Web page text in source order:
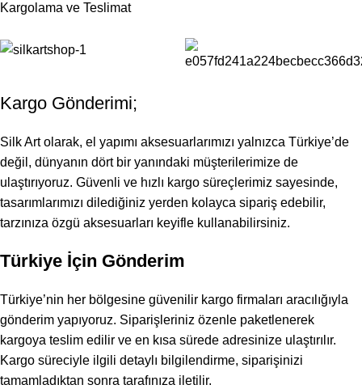
Kargolama ve Teslimat
Kargo Gönderimi;
Silk Art olarak, el yapımı aksesuarlarımızı yalnızca Türkiye’de
değil, dünyanın dört bir yanındaki müşterilerimize de
ulaştırıyoruz. Güvenli ve hızlı kargo süreçlerimiz sayesinde,
tasarımlarımızı dilediğiniz yerden kolayca sipariş edebilir,
tarzınıza özgü aksesuarları keyifle kullanabilirsiniz.
Türkiye İçin Gönderim
Türkiye’nin her bölgesine güvenilir kargo firmaları aracılığıyla
gönderim yapıyoruz. Siparişleriniz özenle paketlenerek
kargoya teslim edilir ve en kısa sürede adresinize ulaştırılır.
Kargo süreciyle ilgili detaylı bilgilendirme, siparişinizi
tamamladıktan sonra tarafınıza iletilir.